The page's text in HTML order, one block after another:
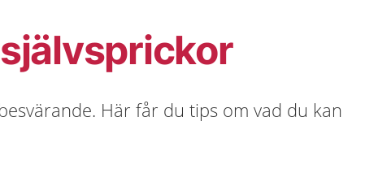
Här får du tips om vad du kan